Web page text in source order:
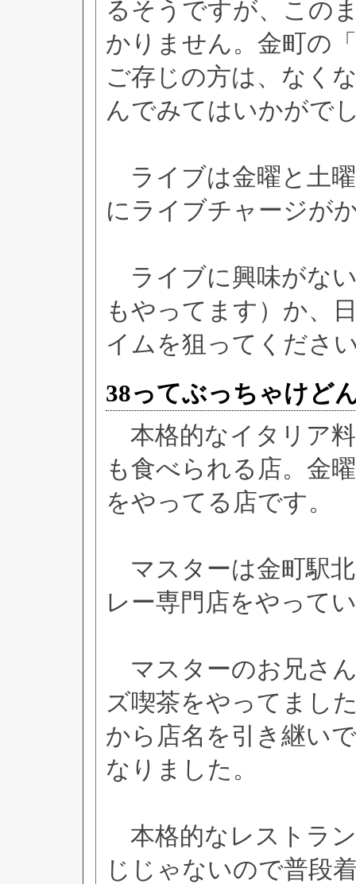
るそうですが、この
かりません。金町の
ご存じの方は、なく
んでみてはいかがで
ライブは金曜と土
にライブチャージが
ライブに興味がな
もやってます）か、
イムを狙ってくださ
38ってぶっちゃけど
本格的なイタリア
も食べられる店。金
をやってる店です。
マスターは金町駅
レー専門店をやって
マスターのお兄さ
ズ喫茶をやってまし
から店名を引き継い
なりました。
本格的なレストラ
じじゃないので普段